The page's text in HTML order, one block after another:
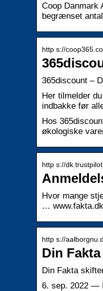
Coop Danmark
begrænset
http s://
365discount –
Her tilmelder
indbakke før
Hos
økologiske
http s://
Hvor mange
…
http s://
Din
Din Fakta
6. sep. 2022 —